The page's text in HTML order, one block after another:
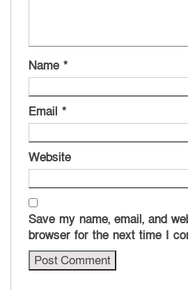
Name *
Email *
Website
Save my name, email, and
browser for the next time I